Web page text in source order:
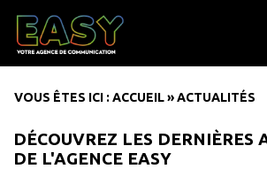
VOUS ÊTES ICI : ACCUEIL»ACTUALITÉS
DÉCOUVREZ LES DERNIÈRES
DE L'AGENCE EASY